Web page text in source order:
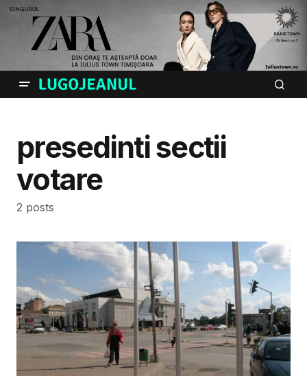
presedinti sectii
votare
2 posts